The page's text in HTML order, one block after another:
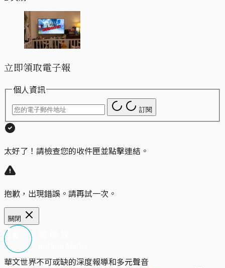
立即領取電子報
個人資訊
訂閱
太好了！請檢查您的收件匣並點擊連結。
抱歉，出現錯誤。請再試一次。
關閉
華文世界不可或缺的深度報導和多元聲音